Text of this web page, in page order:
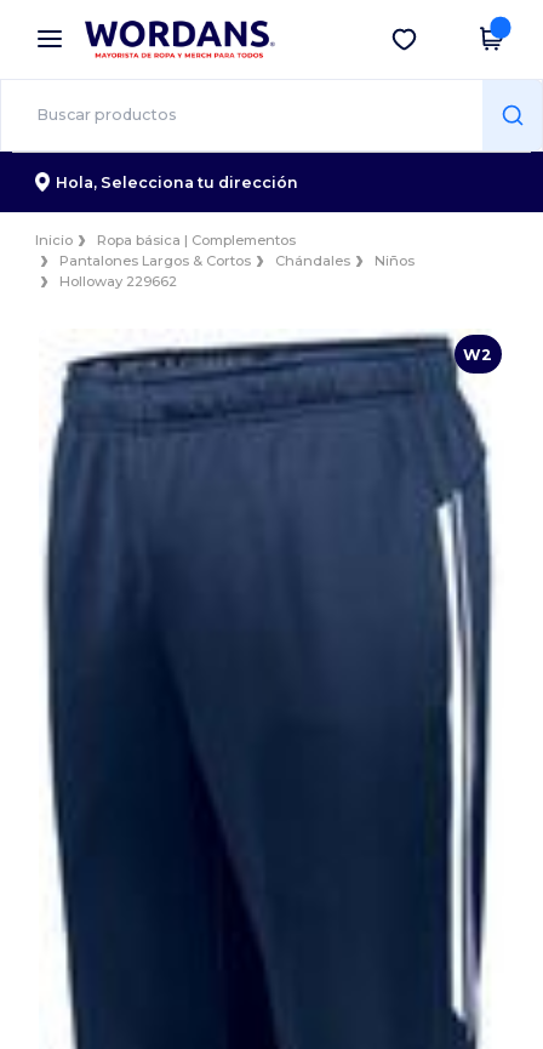
× App de Wordans
¡Mejores precios en app!
Descargar app
Hola, Selecciona tu dirección
Inicio
Ropa básica | Complementos
Pantalones Largos & Cortos
Chándales
Niños
Holloway 229662
W2